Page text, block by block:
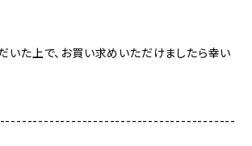
いた上で、お買い求めいただけましたら幸い